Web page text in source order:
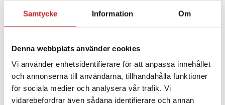
Samtycke Information Om
Denna webbplats använder cookies
Vi använder enhetsidentifierare för att anpassa innehållet
och annonserna till användarna, tillhandahålla funktioner
för sociala medier och analysera vår trafik. Vi
vidarebefordrar även sådana identifierare och annan
1018940 22.050S
748,00 kr
4-10 dagar
230
101884747.1000
3 890,00 kr
4-10 dagar